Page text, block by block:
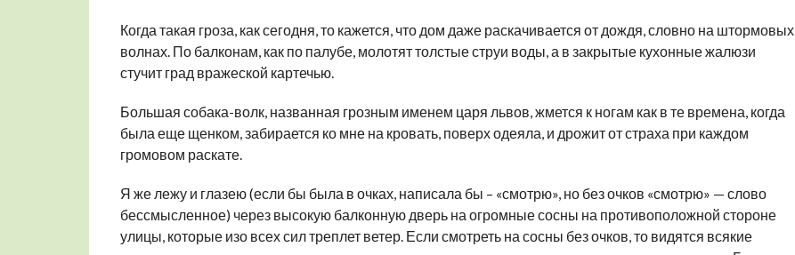
Когда такая гроза, как сегодня, то кажется, что дом даже раскачивается от дождя, словно на штормовых
волнах. По балконам, как по палубе, молотят толстые струи воды, а в закрытые кухонные жалюзи
стучит град вражеской картечью.
Большая собака-волк, названная грозным именем царя львов, жмется к ногам как в те времена, когда
была еще щенком, забирается ко мне на кровать, поверх одеяла, и дрожит от страха при каждом
громовом раскате.
Я же лежу и глазею (если бы была в очках, написала бы – «смотрю», но без очков «смотрю» — слово
бессмысленное) через высокую балконную дверь на огромные сосны на противоположной стороне
улицы, которые изо всех сил треплет ветер. Если смотреть на сосны без очков, то видятся всякие